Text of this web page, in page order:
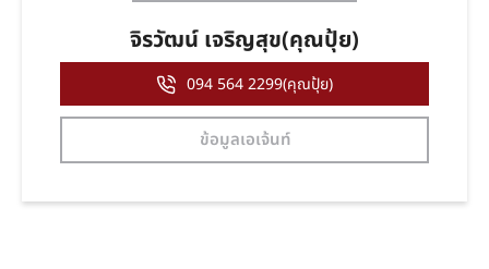
จิรวัฒน์ เจริญสุข(คุณปุ้ย)
094 564 2299(คุณปุ้ย)
ข้อมูลเอเจ้นท์